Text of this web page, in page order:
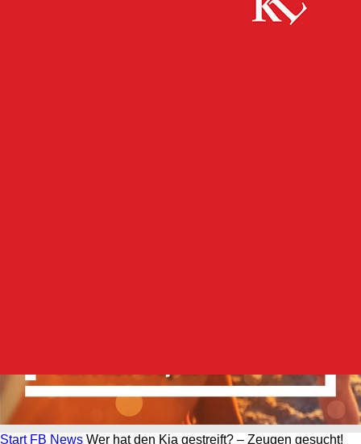
Start FB News Wer hat den Kia gestreift? – Zeugen gesucht!